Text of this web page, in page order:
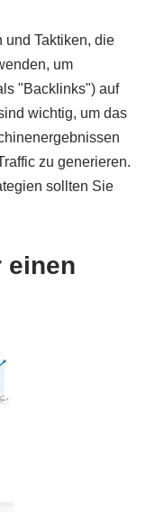
und Taktiken, die
um
"Backlinks") auf
wichtig, um das
zu generieren.
sollten Sie
einen